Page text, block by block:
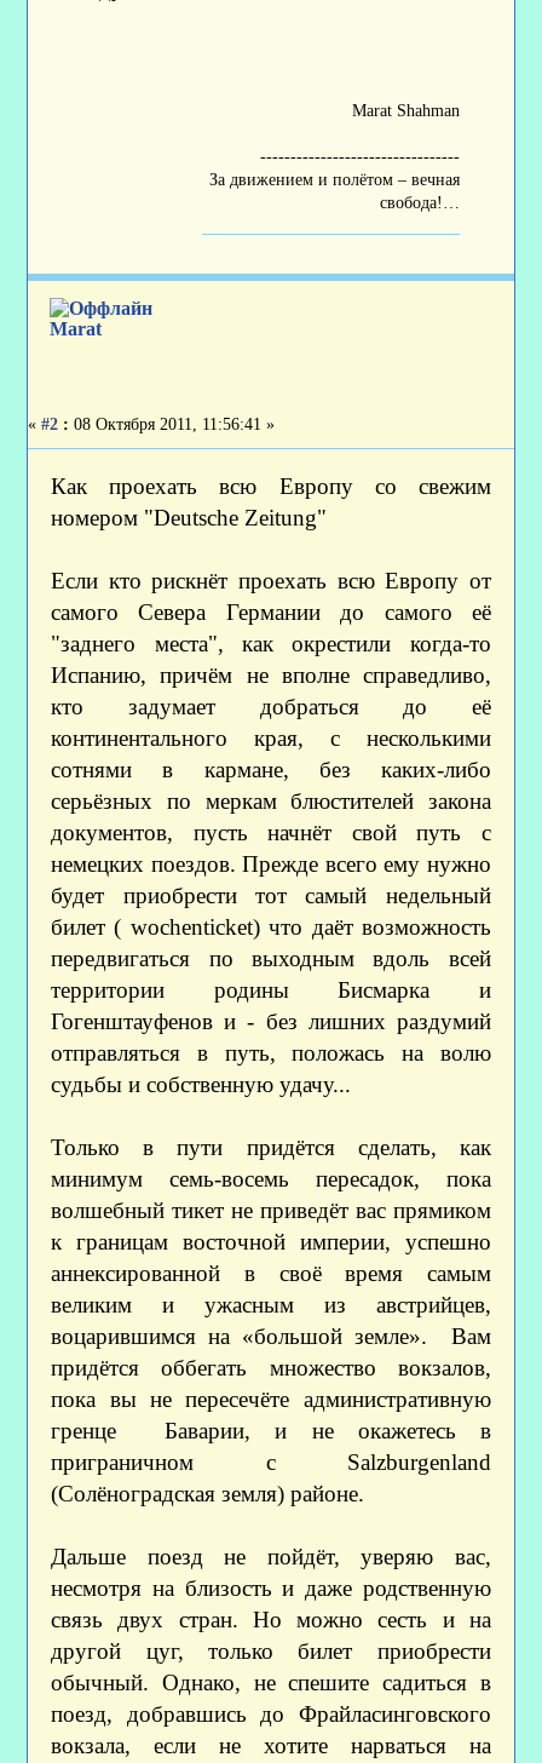
Marat Shahman
---------------------------------
За движением и полётом – вечная
свобода!…
Marat
«#2 : 08 Октября 2011, 11:56:41 »
Как проехать всю Европу со свежим
номером "Deutsche Zeitung"
Если кто рискнёт проехать всю Европу от
самого Севера Германии до самого её
"заднего места", как окрестили когда-то
Испанию, причём не вполне справедливо,
кто задумает добраться до её
континентального края, с несколькими
сотнями в кармане, без каких-либо
серьёзных по меркам блюстителей закона
документов, пусть начнёт свой путь с
немецких поездов. Прежде всего ему нужно
будет приобрести тот самый недельный
билет ( wochenticket) что даёт возможность
передвигаться по выходным вдоль всей
территории родины Бисмарка и
Гогенштауфенов и - без лишних раздумий
отправляться в путь, положась на волю
судьбы и собственную удачу...
Только в пути придётся сделать, как
минимум семь-восемь пересадок, пока
волшебный тикет не приведёт вас прямиком
к границам восточной империи, успешно
аннексированной в своё время самым
великим и ужасным из австрийцев,
воцарившимся на «большой земле». Вам
придётся оббегать множество вокзалов,
пока вы не пересечёте административную
гренце Баварии, и не окажетесь в
приграничном с Salzburgenland
(Солёноградская земля) районе.
Дальше поезд не пойдёт, уверяю вас,
несмотря на близость и даже родственную
связь двух стран. Но можно сесть и на
другой цуг, только билет приобрести
обычный. Однако, не спешите садиться в
поезд, добравшись до Фрайласинговского
вокзала, если не хотите нарваться на